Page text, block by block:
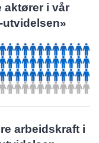
aktører i vår
utvidelsen»
arbeidskraft i